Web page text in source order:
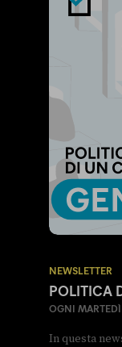
NEWSLETTER
POLITICA
OGNI MARTEDÌ
In questa